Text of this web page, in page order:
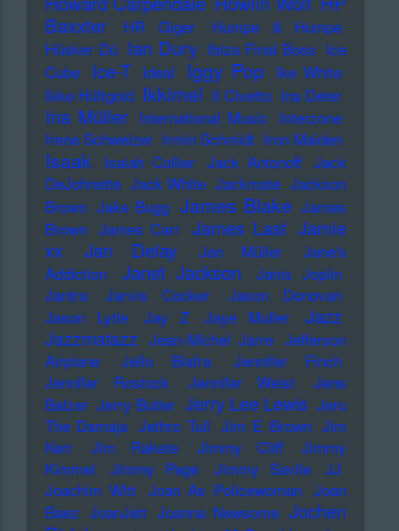
Baxxter
HR Giger
Humpe & Humpe
Hüsker Dü Ian Dury Ibiza Final Boss Ice
Cube
Ice-T Ideal Iggy Pop Ike White
Ikke Hüftgold Ikkimel Il Civetto Ina Deter
Ina Müller International Music Interzone
Irene Schweizer Irmin Schmidt Iron Maiden
Isaak Isaiah Collier Jack Antonoff Jack
DeJohnette Jack White Jackmate Jackson
Brown Jake Bugg James Blake James
Brown James Carr James Last Jamie
xx
Jan Delay Jan Müller
Jane's
Addiction
Janet Jackson
Janis Joplin
Jantra
Jarvis Cocker
Jason Donovan
Jason Lytle
Jay Z Jaye Muller Jazz
Jazzmatazz Jean-Michel Jarre Jefferson
Airplane
Jello Biafra
Jennifer Finch
Jennifer Rostock
Jennifer Weist
Jens
Balzer Jerry Butler Jerry Lee Lewis Jeru
The Damaja Jethro Tull Jim E Brown Jim
Kerr
Jim Rakete Jimmy Cliff
Jimmy
Kimmel
Jimmy Page Jimmy Savile
JJ
Joachim Witt Joan As Policewoman Joan
Baez JoanJett Joanna Newsome Jochen